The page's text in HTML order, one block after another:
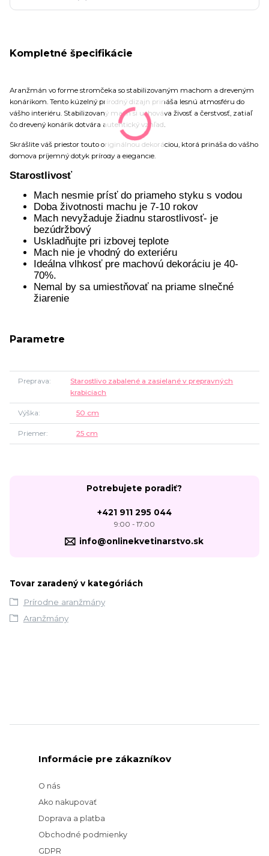
Kompletné špecifikácie
Aranžmán vo forme stromčeka so stabilizovaným machom a dreveným
konárikom. Tento kúzelný prírodný dizajn prináša lesnú atmosféru do
vášho interiéru. Stabilizovaný mach si uchováva živosť a čerstvosť, zatiaľ
čo drevený konárik dotvára autentický vzhľad.
Skrášlite váš priestor touto originálnou dekoráciou, ktorá prináša do vášho
domova príjemný dotyk prírody a elegancie.
Starostlivosť
Mach nesmie prísť do priameho styku s vodou
Doba životnosti machu je 7-10 rokov
Mach nevyžaduje žiadnu starostlivosť- je
bezúdržbový
Uskladňujte pri izbovej teplote
Mach nie je vhodný do exteriéru
Ideálna vlhkosť pre machovú dekoráciu je 40-
70%.
Nemal by sa umiestňovať na priame slnečné
žiarenie
Parametre
Preprava
Starostlivo zabalené a zasielané v prepravných
krabiciach
Výška 50 cm
Priemer 25 cm
Potrebujete poradiť?
+421 911 295 044
9:00 - 17:00
info@onlinekvetinarstvo.sk
Tovar zaradený v kategóriách
Prírodne aranžmány
Aranžmány
Informácie pre zákazníkov
O nás
Ako nakupovať
Doprava a platba
Obchodné podmienky
GDPR